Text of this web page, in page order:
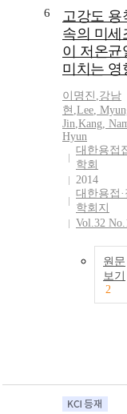
6
고강도 용
속의 미세
이 저온균
미치는 영
이명진 ,강남
현 ,Lee,
Jin,Kang,
Hyun
대한용접
학회
2014
대한용접
학회지
Vol.32
원문
보기
2